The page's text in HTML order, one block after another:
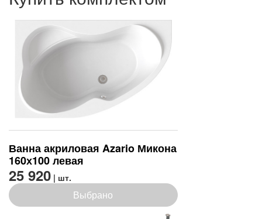
Ванна акриловая Azario Микона
160х100 левая
25 920 | шт.
Выбрано